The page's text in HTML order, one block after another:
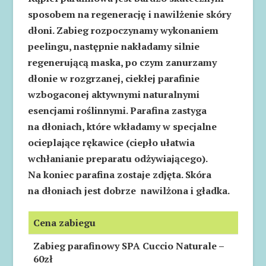
sposobem na regenerację i nawilżenie skóry
dłoni. Zabieg rozpoczynamy wykonaniem
peelingu, następnie nakładamy silnie
regenerującą maska, po czym zanurzamy
dłonie w rozgrzanej, ciekłej parafinie
wzbogaconej aktywnymi naturalnymi
esencjami roślinnymi. Parafina zastyga
na dłoniach, które wkładamy w specjalne
ocieplające rękawice (ciepło ułatwia
wchłanianie preparatu odżywiającego).
Na koniec parafina zostaje zdjęta. Skóra
na dłoniach jest dobrze nawilżona i gładka.
Cena zabiegu
Zabieg parafinowy SPA Cuccio Naturale –
60zł